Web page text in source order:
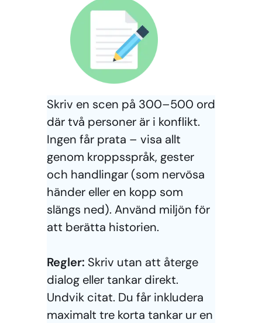
Skriv en scen på 300–500 ord
där två personer är i konflikt.
Ingen får prata – visa allt
genom kroppsspråk, gester
och handlingar (som nervösa
händer eller en kopp som
slängs ned). Använd miljön för
att berätta historien.
Regler: Skriv utan att återge
dialog eller tankar direkt.
Undvik citat. Du får inkludera
maximalt tre korta tankar ur en